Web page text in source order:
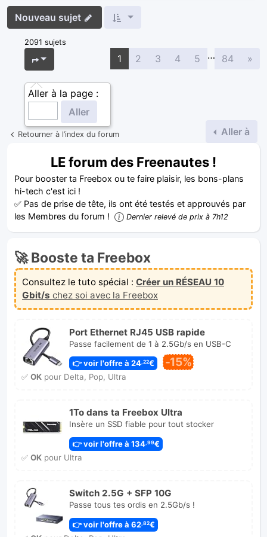
Nouveau sujet
2091 sujets
Page
Aller à la page :
1 2 3 4 5 … 84 »
Retourner à l’index du forum Aller à
LE forum des Freenautes !
Pour booster ta Freebox ou te faire plaisir, les bons-plans
hi-tech c'est ici !
✅ Pas de prise de tête, ils ont été testés et approuvés par
les Membres du forum !
Dernier relevé de prix à 7h12
🚀 Booste ta Freebox
Consultez le tuto spécial : Créer un RÉSEAU 10
Gbit/s chez soi avec la Freebox
Port Ethernet RJ45 USB rapide
Passe facilement de 1 à 2.5Gb/s en USB-C
👉 voir l'offre à 24 ,22€ -15%
✅ OKpour Delta, Pop, Ultra
1To dans ta Freebox Ultra
Insère un SSD fiable pour tout stocker
👉 voir l'offre à 134 ,99€
✅ OKpour Ultra
Switch 2.5G + SFP 10G
Passe tous tes ordis en 2.5Gb/s !
👉 voir l'offre à 62,82€